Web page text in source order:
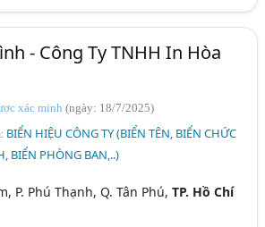
- Công Ty TNHH In Hòa
xác minh(ngày: 18/7/2025)
BIỂN HIỆU CÔNG TY (BIỂN TÊN, BIỂN CHỨC
BIỂN PHÒNG BAN,..)
P. Phú Thạnh, Q. Tân Phú,TP. Hồ Chí